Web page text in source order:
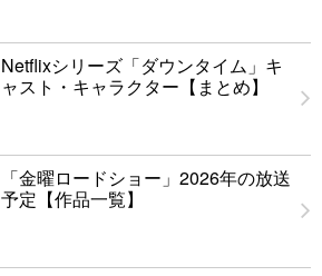
Netflixシリーズ「ダウンタイム」キ
ャスト・キャラクター【まとめ】
「金曜ロードショー」2026年の放送
予定【作品一覧】